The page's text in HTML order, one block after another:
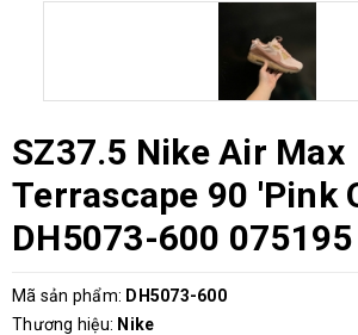
SZ37.5 Nike Air Max
Terrascape 90 'Pink
DH5073-600 075195
Mã sản phẩm: DH5073-600
Thương hiệu: Nike